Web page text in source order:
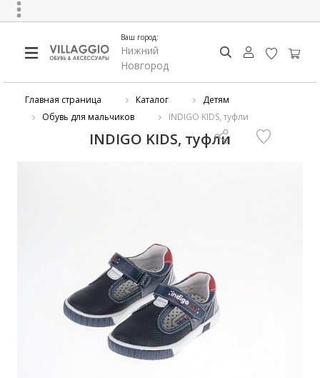
Ваш город:
Нижний
Новгород
Главная страница Каталог
Детям
Обувь для мальчиков
INDIGO KIDS, туфли
INDIGO KIDS, туфли